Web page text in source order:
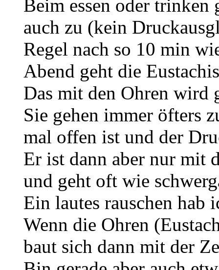
Beim essen oder trinken
auch zu (kein
Regel nach so 10 min
Abend geht die
Das mit den Ohren wird
Sie gehen immer öfters
mal offen ist und der
Er ist dann aber nur mit
und geht oft wie
Ein lautes rauschen hab
Wenn die Ohren
baut sich dann mit der